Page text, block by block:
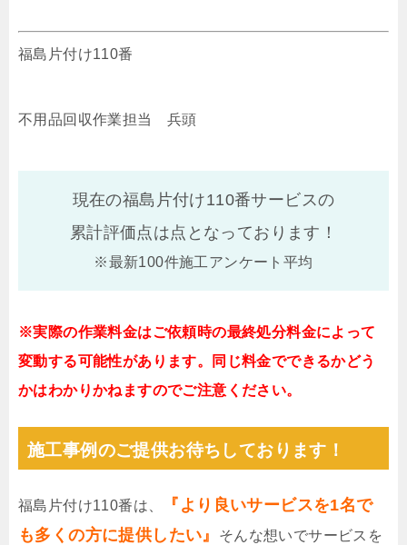
福島片付け110番
不用品回収作業担当 兵頭
現在の福島片付け110番サービスの
累計評価点は点となっております！
※最新100件施工アンケート平均
※実際の作業料金はご依頼時の最終処分料金によって
変動する可能性があります。同じ料金でできるかどう
かはわかりかねますのでご注意ください。
施工事例のご提供お待ちしております！
福島片付け110番は、
『より良いサービスを1名で
も多くの方に提供したい』
そんな想いでサービスを